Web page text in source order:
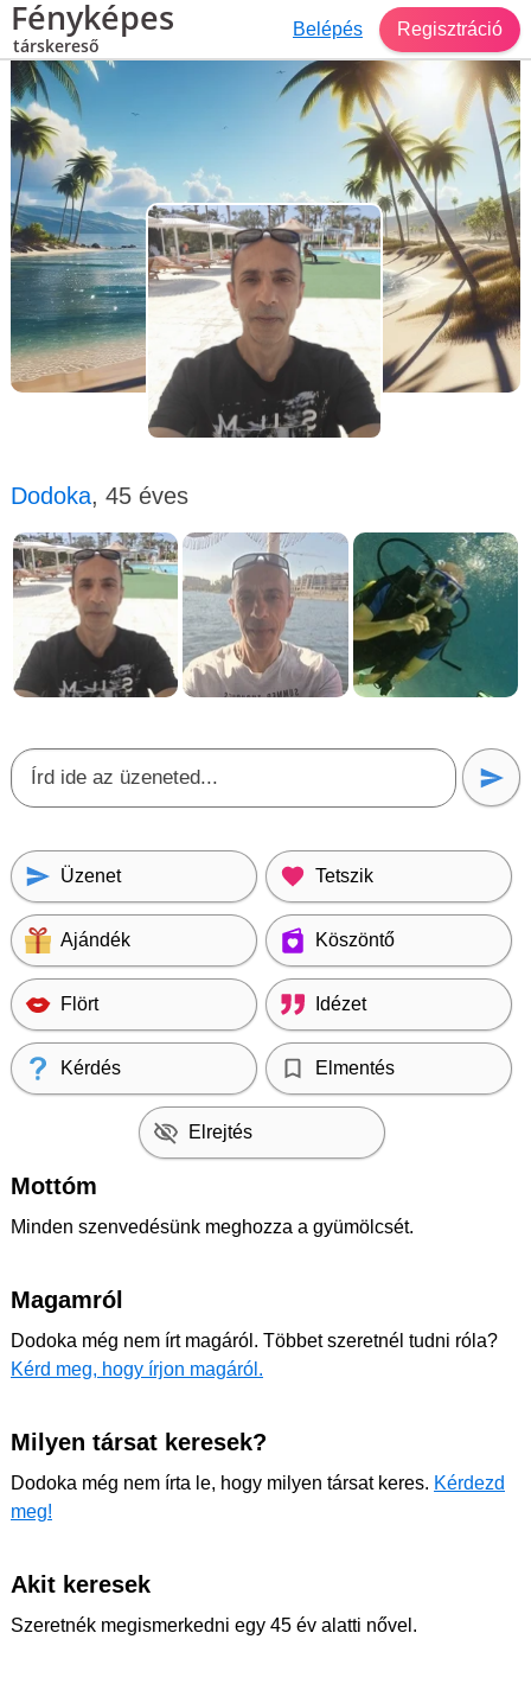
Fényképes
társkereső
Belépés Regisztráció
Társkereső Gödöllő
Dodoka, 45 éves, férfi
Dodoka, 45 éves
Üzenet Tetszik
Ajándék Köszöntő
Flört Idézet
Kérdés Elmentés
Elrejtés
Mottóm
Minden szenvedésünk meghozza a gyümölcsét.
Magamról
Dodoka még nem írt magáról. Többet szeretnél tudni róla?
Kérd meg, hogy írjon magáról.
Milyen társat keresek?
Dodoka még nem írta le, hogy milyen társat keres. Kérdezd
meg!
Akit keresek
Szeretnék megismerkedni egy 45 év alatti nővel.